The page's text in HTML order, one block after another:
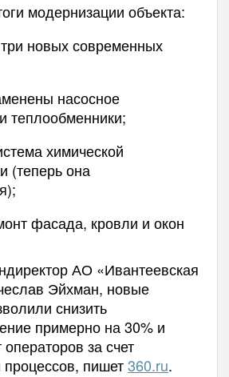
модернизации объекта:
новых современных
насосное
теплообменники;
химической
(теперь она
фасада, кровли и окон
АО «Ивантеевская
Эйхман, новые
снизить
примерно на 30% и
за счет
процессов, пишет360.ru.